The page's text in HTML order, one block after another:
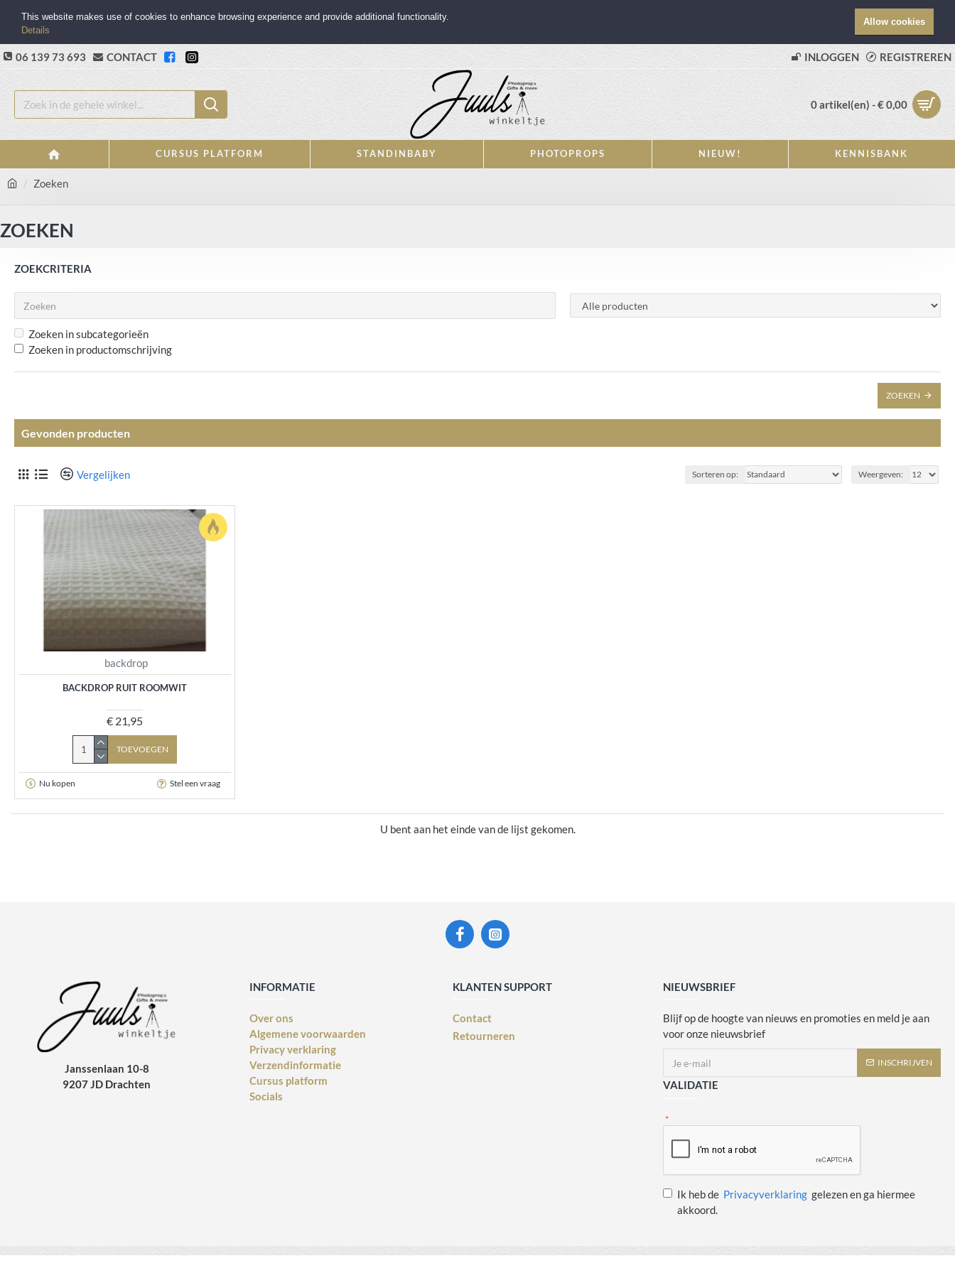
06 139 73 693 CONTACT INLOGGEN REGISTREREN
0 artikel(en) - € 0,00
CURSUS PLATFORM STANDINBABY PHOTOPROPS NIEUW! KENNISBANK
Zoeken
ZOEKEN
ZOEKCRITERIA
Zoeken in subcategorieën
Zoeken in productomschrijving
ZOEKEN
Gevonden producten
Vergelijken Sorteren op: Weergeven:
backdrop
BACKDROP RUIT ROOMWIT
€ 21,95
TOEVOEGEN
Nu kopen Stel een vraag
U bent aan het einde van de lijst gekomen.
Janssenlaan 10-8
9207 JD Drachten
INFORMATIE
Over ons
Algemene voorwaarden
Privacy verklaring
Verzendinformatie
Cursus platform
Socials
KLANTEN SUPPORT
Contact
Retourneren
NIEUWSBRIEF
Blijf op de hoogte van nieuws en promoties en meld je aan
voor onze nieuwsbrief
INSCHRIJVEN
VALIDATIE
Ik heb de Privacyverklaring gelezen en ga hiermee
akkoord.
This website makes use of cookies to enhance browsing experience and provide additional functionality.
Details
Allow cookies